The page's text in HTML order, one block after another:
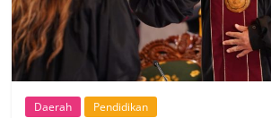
Daerah Pendidikan